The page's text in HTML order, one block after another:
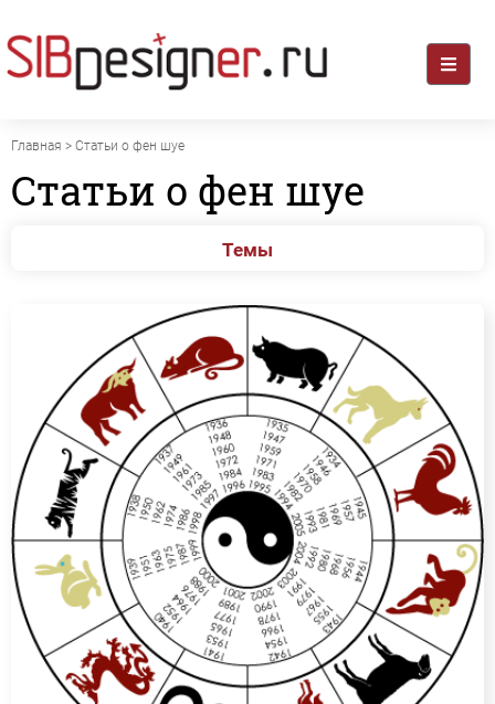
Главная > Статьи о фен шуе
Статьи о фен шуе
Темы